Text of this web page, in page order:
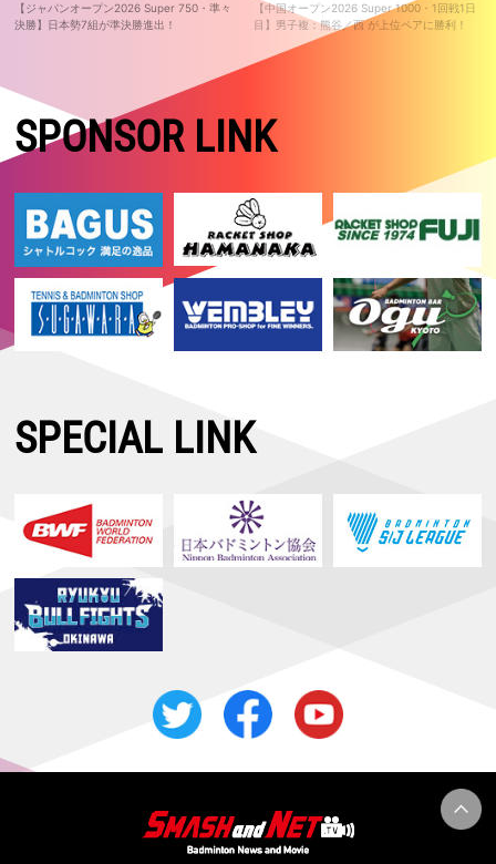
【ジャパンオープン2026 Super 750・準々
決勝】日本勢7組が準決勝進出！
【中国オープン2026 Super 1000・1回戦1日
目】男子複：熊谷／西 が上位ペアに勝利！
SPONSOR LINK
SPECIAL LINK